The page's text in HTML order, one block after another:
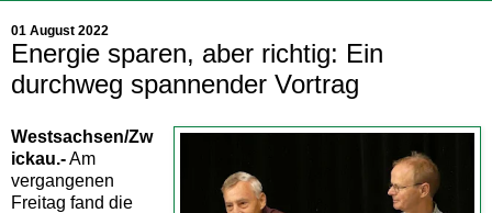
01 August 2022
Energie sparen, aber richtig: Ein
durchweg spannender Vortrag
Westsachsen/Zw
ickau.-Am
vergangenen
Freitag fand die